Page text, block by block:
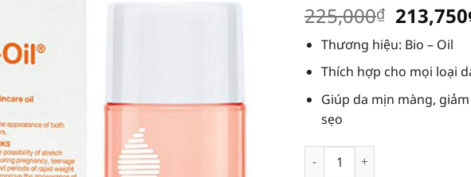
225,000₫ Giá
gốc
là:
213,750
Thương hiệu: Bio – Oil
Thích hợp cho mọi loại
Giúp da mịn màng,
sẹo
Dầu Trị Rạn Bio-Oil 60ml số